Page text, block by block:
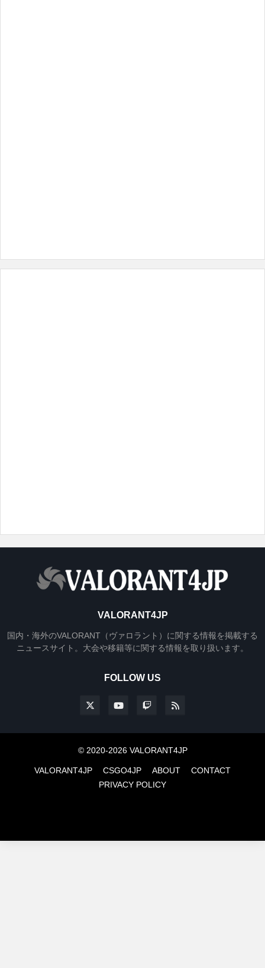
VALORANT4JP
国内・海外のVALORANT（ヴァロラント）に関する情報を掲載する
ニュースサイト。大会や移籍等に関する情報を取り扱います。
FOLLOW US
© 2020-2026 VALORANT4JP
VALORANT4JP CSGO4JP ABOUT
CONTACT
PRIVACY POLICY